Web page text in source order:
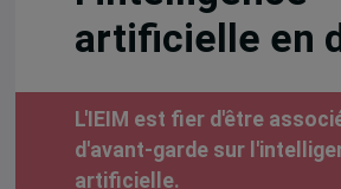
artificielle en
L'IEIM est fier d'être
d'avant-garde sur
artificielle.